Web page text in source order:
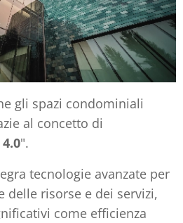
gli spazi condominiali
al concetto di
".
tecnologie avanzate per
delle risorse e dei servizi,
come efficienza